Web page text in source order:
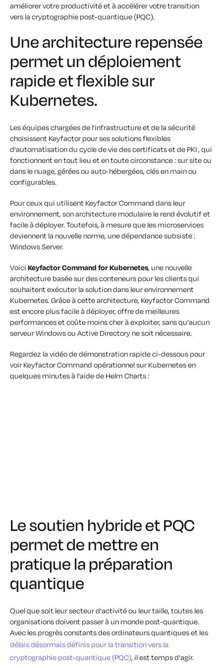
améliorer votre productivité et à accélérer votre transition
vers la cryptographie post-quantique (PQC).
Une architecture repensée
permet un déploiement
rapide et flexible sur
Kubernetes.
Les équipes chargées de l'infrastructure et de la sécurité
choisissent Keyfactor pour ses solutions flexibles
d'automatisation du cycle de vie des certificats et de PKI , qui
fonctionnent en tout lieu et en toute circonstance : sur site ou
dans le nuage, gérées ou auto-hébergées, clés en main ou
configurables.
Pour ceux qui utilisent Keyfactor Command dans leur
environnement, son architecture modulaire le rend évolutif et
facile à déployer. Toutefois, à mesure que les microservices
deviennent la nouvelle norme, une dépendance subsiste :
Windows Server.
Voici Keyfactor Command for Kubernetes, une nouvelle
architecture basée sur des conteneurs pour les clients qui
souhaitent exécuter la solution dans leur environnement
Kubernetes. Grâce à cette architecture, Keyfactor Command
est encore plus facile à déployer, offre de meilleures
performances et coûte moins cher à exploiter, sans qu'aucun
serveur Windows ou Active Directory ne soit nécessaire.
Regardez la vidéo de démonstration rapide ci-dessous pour
voir Keyfactor Command opérationnel sur Kubernetes en
quelques minutes à l'aide de Helm Charts :
Le soutien hybride et PQC
permet de mettre en
pratique la préparation
quantique
Quel que soit leur secteur d'activité ou leur taille, toutes les
organisations doivent passer à un monde post-quantique.
Avec les progrès constants des ordinateurs quantiques et les
délais désormais définis pour la transition vers la
cryptographie post-quantique (PQC), il est temps d'agir.